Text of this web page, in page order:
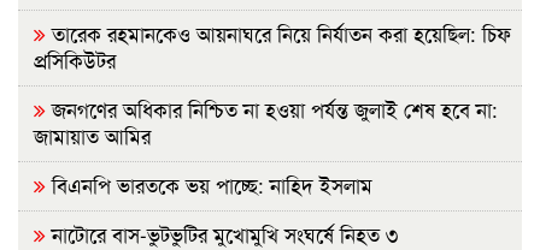
তারেক রহমানকেও আয়নাঘরে নিয়ে নির্যাতন করা হয়েছিল: চিফ
প্রসিকিউটর
জনগণের অধিকার নিশ্চিত না হওয়া পর্যন্ত জুলাই শেষ হবে না:
জামায়াত আমির
বিএনপি ভারতকে ভয় পাচ্ছে: নাহিদ ইসলাম
নাটোরে বাস-ভুটভুটির মুখোমুখি সংঘর্ষে নিহত ৩